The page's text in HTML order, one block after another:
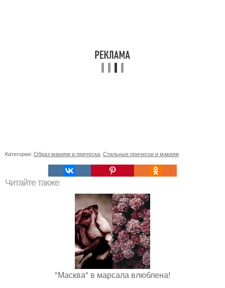
Категории: Образ макияж и прическа Стильные прически и макияж
Читайте также
"Масква" в марсала влюблена!